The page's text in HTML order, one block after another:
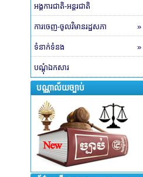
អង្គការជាតិ-អន្តរជាតិ
ការចេញ-ចូលវិមានរដ្ឋសភា »
ទំនាក់ទំនង »
បណ្តុំឯកសារ
បណ្ណាល័យច្បាប់